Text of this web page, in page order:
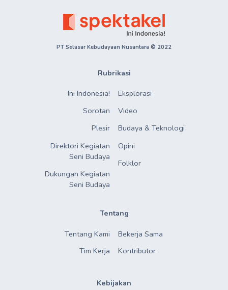
PT Selasar Kebudayaan Nusantara © 2022
Rubrikasi
Ini Indonesia!
Sorotan
Plesir
Direktori Kegiatan
Seni Budaya
Dukungan Kegiatan
Seni Budaya
Eksplorasi
Video
Budaya & Teknologi
Opini
Folklor
Tentang
Tentang Kami
Tim Kerja
Bekerja Sama
Kontributor
Kebijakan